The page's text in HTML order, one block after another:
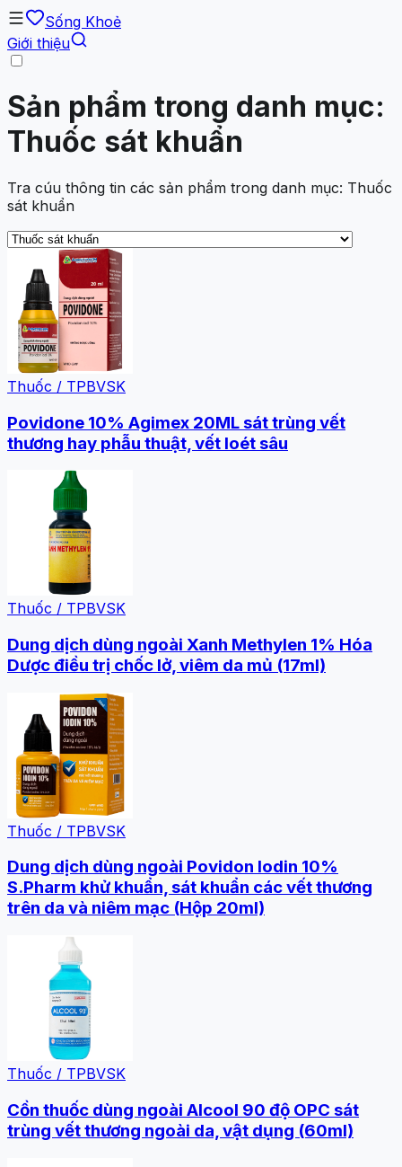
Sống Khoẻ
Giới thiệu
Sản phẩm trong danh mục:
Thuốc sát khuẩn
Tra cúu thông tin các sản phẩm trong danh mục: Thuốc
sát khuẩn
Thuốc / TPBVSK
Povidone 10% Agimex 20ML sát trùng vết
thương hay phẫu thuật, vết loét sâu
Thuốc / TPBVSK
Dung dịch dùng ngoài Xanh Methylen 1% Hóa
Dược điều trị chốc lở, viêm da mủ (17ml)
Thuốc / TPBVSK
Dung dịch dùng ngoài Povidon Iodin 10%
S.Pharm khử khuẩn, sát khuẩn các vết thương
trên da và niêm mạc (Hộp 20ml)
Thuốc / TPBVSK
Cồn thuốc dùng ngoài Alcool 90 độ OPC sát
trùng vết thương ngoài da, vật dụng (60ml)